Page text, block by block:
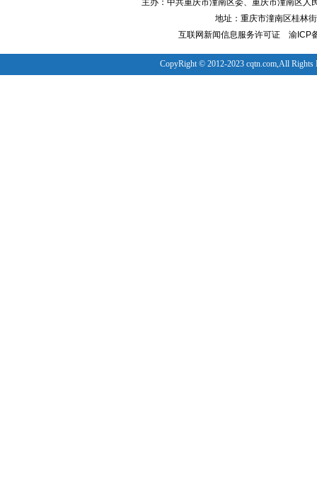
主办：中共重庆市潼南区委、重庆市潼南区
地址：重庆市潼南区桂林
互联网新闻信息服务许可证
渝ICP
CopyRight © 2012-2023 cqtn.com,All Rights